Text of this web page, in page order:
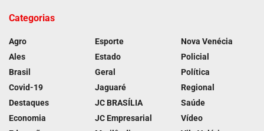
Categorias
Agro
Ales
Brasil
Covid-19
Destaques
Economia
Esporte
Estado
Geral
Jaguaré
JC BRASÍLIA
JC Empresarial
Nova Venécia
Policial
Política
Regional
Saúde
Vídeo